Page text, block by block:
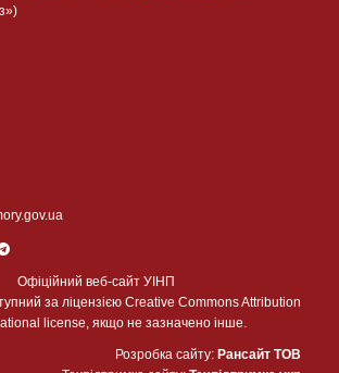
Офіційний веб-сайт УІНП
за ліцензією Creative Commons Attribution
license, якщо не зазначено інше.
Розробка сайту: Рансайт ТОВ